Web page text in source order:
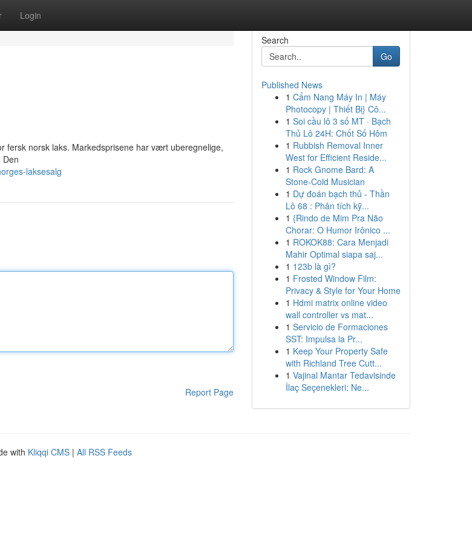
Login
fersk norsk laks. Markedsprisene har vært uberegnelige,
Den
laksesalg
Report Page
Search
Go
Published News
1 Cẩm Nang Máy In | Máy
Photocopy | Thiết Bị} Cô...
1 Soi cầu lô 3 số MT · Bạch
Thủ Lô 24H: Chốt Số Hôm
1 Rubbish Removal Inner
West for Efficient Reside...
1 Rock Gnome Bard: A
Stone-Cold Musician
1 Dự đoán bạch thủ - Thần
Lô 68 : Phân tích kỹ...
1 {Rindo de Mim Pra Não
Chorar: O Humor Irônico ...
1 ROKOK88: Cara Menjadi
Mahir Optimal siapa saj...
1 123b là gì?
1 Frosted Window Film:
Privacy & Style for Your Home
1 Hdmi matrix online video
wall controller vs mat...
1 Servicio de Formaciones
SST: Impulsa la Pr...
1 Keep Your Property Safe
with Richland Tree Cutt...
1 Vajinal Mantar Tedavisinde
İlaç Seçenekleri: Ne...
with Kliqqi CMS | All RSS Feeds